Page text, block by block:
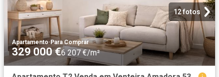
12 fotos
Apartamento· Para Comprar
329 000 €6 207 €/m²